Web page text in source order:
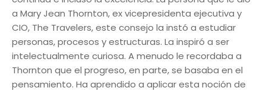
a Mary Jean Thornton, ex vicepresidenta ejecutiva y
CIO, The Travelers, este consejo la instó a estudiar
personas, procesos y estructuras. La inspiró a ser
intelectualmente curiosa. A menudo le recordaba a
Thornton que el progreso, en parte, se basaba en el
pensamiento. Ha aprendido a aplicar esta noción de